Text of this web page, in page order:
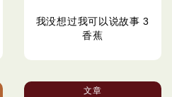
我没想过我可以说故事 3
香蕉
文章